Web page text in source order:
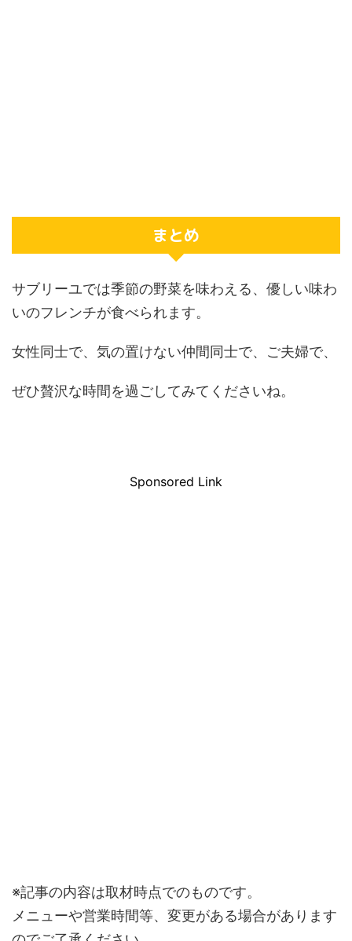
まとめ
サブリーユでは季節の野菜を味わえる、優しい味わ
いのフレンチが食べられます。
女性同士で、気の置けない仲間同士で、ご夫婦で、
ぜひ贅沢な時間を過ごしてみてくださいね。
Sponsored Link
※記事の内容は取材時点でのものです。
メニューや営業時間等、変更がある場合があります